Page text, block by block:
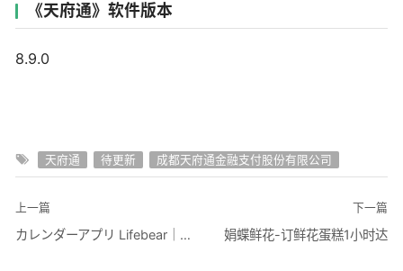
《天府通》软件版本
8.9.0
天府通 待更新 成都天府通金融支付股份有限公司
上一篇
カレンダーアプリ Lifebear｜スケジュール帳&日記
下一篇
娟蝶鲜花-订鲜花蛋糕1小时达